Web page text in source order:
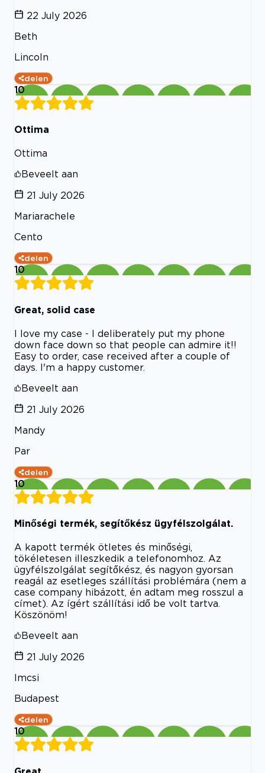
22 July 2026
Beth
Lincoln
delen
10
Ottima
Ottima
Beveelt aan
21 July 2026
Mariarachele
Cento
delen
10
Great, solid case
I love my case - I deliberately put my phone
down face down so that people can admire it!!
Easy to order, case received after a couple of
days. I'm a happy customer.
Beveelt aan
21 July 2026
Mandy
Par
delen
10
Minőségi termék, segítőkész ügyfélszolgálat.
A kapott termék ötletes és minőségi,
tökéletesen illeszkedik a telefonomhoz. Az
ügyfélszolgálat segítőkész, és nagyon gyorsan
reagál az esetleges szállítási problémára (nem a
case company hibázott, én adtam meg rosszul a
címet). Az ígért szállítási idő be volt tartva.
Köszönöm!
Beveelt aan
21 July 2026
Imcsi
Budapest
delen
10